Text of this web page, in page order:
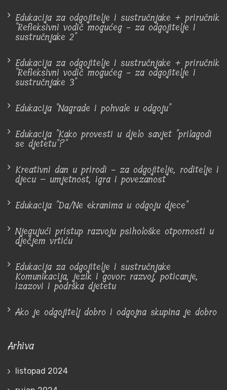
Edukacija za odgojitelje i sustručnjake + priručnik
"Refleksivni vodič mogućeg - za odgojitelje i
sustručnjake 2"
Edukacija za odgojitelje i sustručnjake + priručnik
"Refleksivni vodič mogućeg - za odgojitelje i
sustručnjake 3"
Edukacija "Nagrade i pohvale u odgoju"
Edukacija "Kako provesti u djelo savjet "prilagodi
se djetetu"?"
Kreativni dan u prirodi - za odgojitelje, roditelje i
djecu – umjetnost, igra i povezanost
Edukacija "Da/Ne ekranima u odgoju djece"
Njegujući pristup razvoju psihološke otpornosti u
dječjem vrtiću
Edukacija za odgojitelje i sustručnjake
Komunikacija, jezik i govor: razvoj, poticanje,
izazovi i podrška djetetu
Ako je odgojitelj dobro i odgojna skupina je dobro
Arhiva
listopad 2024